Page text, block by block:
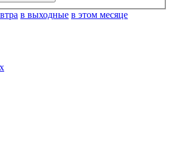
в выходные в этом месяце